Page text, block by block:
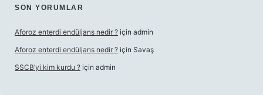
SON YORUMLAR
Aforoz enterdi endüljans nedir ? için admin
Aforoz enterdi endüljans nedir ? için Savaş
SSCB’yi kim kurdu ? için admin